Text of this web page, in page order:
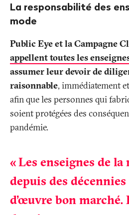
La responsabilité des
mode
Public Eye et la Campagne
appellent toutes les
assumer leur devoir de
raisonnable, immédiatement
afin que les personnes qui
soient protégées des
pandémie.
«Les enseignes de
depuis des
d’œuvre bon marché.